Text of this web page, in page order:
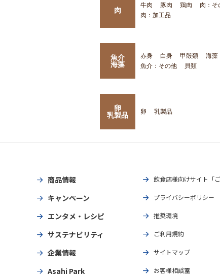
肉
牛肉 豚肉 鶏肉
肉：そ
肉：加工品
魚介
海藻
赤身 白身 甲殻類
海藻
魚介：その他
貝類
卵
乳製品
卵 乳製品
商品情報
キャンペーン
エンタメ・レシピ
サステナビリティ
企業情報
Asahi Park
飲食店様向けサイト「
プライバシーポリシー
推奨環境
ご利用規約
サイトマップ
お客様相談室